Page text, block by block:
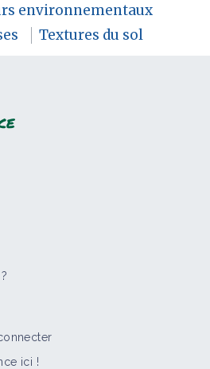
environnementaux
Textures du sol
ici !